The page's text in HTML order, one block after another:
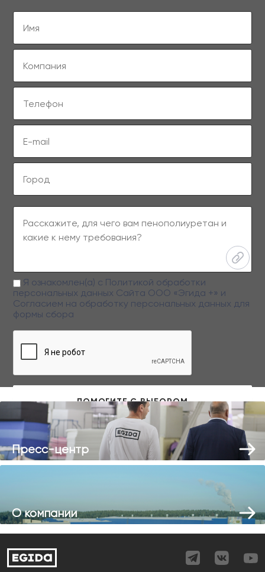
Заполняя данную форму вы даете свое согласие на обработку
персональных данных
Я ознакомлен(а) с Политикой обработки
персональных данных Сайта ООО «Эгида +» и
Согласием на обработку персональных данных для
формы сбора
Пресс-центр
О компании